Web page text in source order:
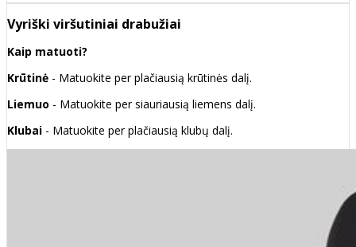
Vyriški viršutiniai drabužiai
Kaip matuoti?
Krūtinė - Matuokite per plačiausią krūtinės dalį.
Liemuo - Matuokite per siauriausią liemens dalį.
Klubai - Matuokite per plačiausią klubų dalį.